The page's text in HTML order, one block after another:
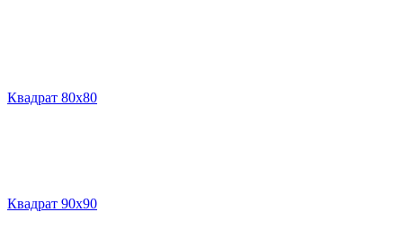
Квадрат 80х80
Квадрат 90х90